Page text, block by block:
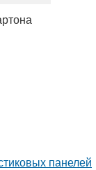
панелей